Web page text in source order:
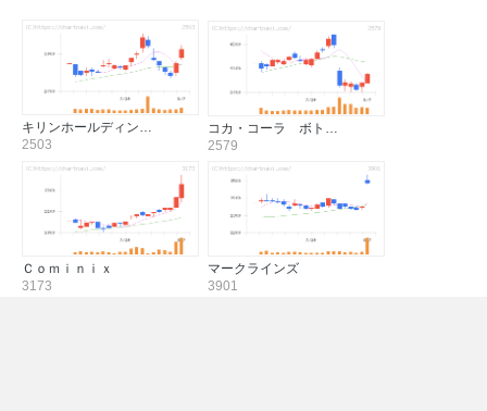
キリンホールディン…
2503
コカ・コーラ ボト…
2579
Ｃｏｍｉｎｉｘ
3173
マークラインズ
3901